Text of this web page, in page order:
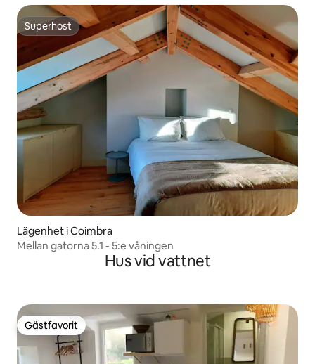
Superhost
Superhost
Lägenhet i Coimbra
Mellan gatorna 5.1 - 5:e våningen
Hus vid vattnet
Gästfavorit
Gästfavorit